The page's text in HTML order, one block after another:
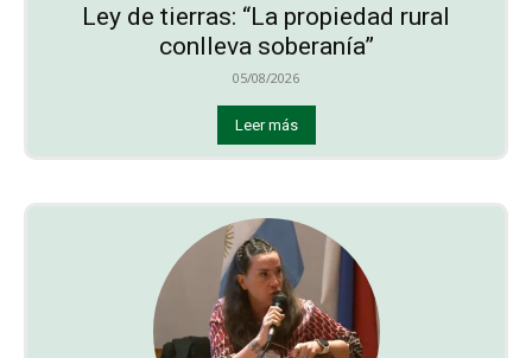
Ley de tierras: “La propiedad rural
conlleva soberanía”
05/08/2026
Leer más